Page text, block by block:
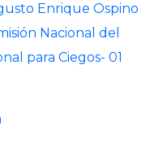
Enrique Ospino
Nacional del
para Ciegos- 01